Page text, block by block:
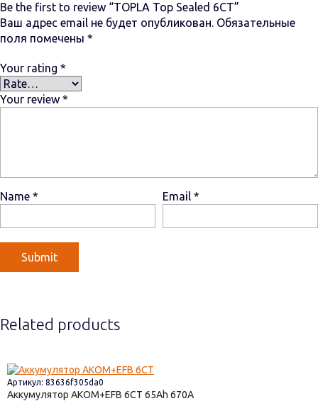
Be the first to review “TOPLA Top Sealed 6СТ”
Ваш адрес email не будет опубликован. Обязательные
поля помечены *
Your rating *
Your review *
Name * Email *
Related products
Артикул: 83636f305da0
Аккумулятор AKOM+EFB 6СТ 65 670